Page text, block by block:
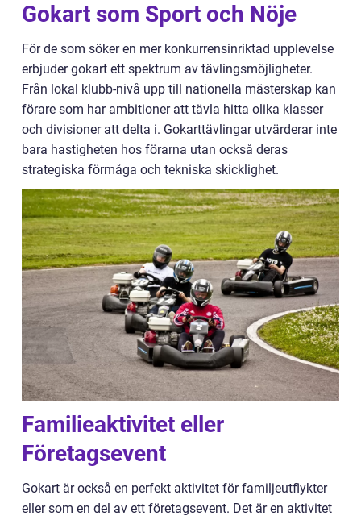
Gokart som Sport och Nöje
För de som söker en mer konkurrensinriktad upplevelse
erbjuder gokart ett spektrum av tävlingsmöjligheter.
Från lokal klubb-nivå upp till nationella mästerskap kan
förare som har ambitioner att tävla hitta olika klasser
och divisioner att delta i. Gokarttävlingar utvärderar inte
bara hastigheten hos förarna utan också deras
strategiska förmåga och tekniska skicklighet.
Familieaktivitet eller
Företagsevent
Gokart är också en perfekt aktivitet för familjeutflykter
eller som en del av ett företagsevent. Det är en aktivitet